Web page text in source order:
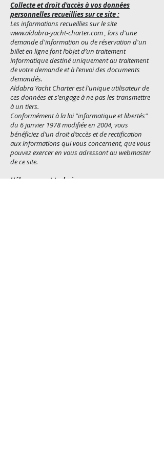
Collecte et droit d'accès à vos données
personnelles recueillies sur ce site :
Les informations recueillies sur le site
www.aldabra-yacht-charter.com , lors d'une
demande d'information ou de réservation d'un
billet en ligne font l’objet d’un traitement
informatique destiné uniquement au traitement
de votre demande et à l'envoi des documents
demandés.
Aldabra Yacht Charter est l'unique utilisateur de
ces données et s'engage à ne pas les transmettre
à un tiers.
Conformément à la loi "informatique et libertés"
du 6 janvier 1978 modifiée en 2004, vous
bénéficiez d’un droit d’accès et de rectification
aux informations qui vous concernent, que vous
pouvez exercer en vous adressant au webmaster
de ce site.
Hébergement technique :